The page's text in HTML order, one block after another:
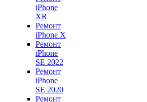
iPhone
XR
Ремонт
iPhone X
Ремонт
iPhone
SE 2022
Ремонт
iPhone
SE 2020
Ремонт